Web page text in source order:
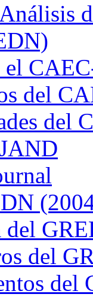
el
del
del
del
del
del